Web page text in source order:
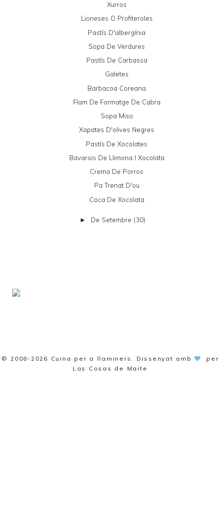
Xurros
Lioneses O Profiteroles
Pastís D'albergínia
Sopa De Verdures
Pastís De Carbassa
Galetes
Barbacoa Coreana
Flam De Formatge De Cabra
Sopa Miso
Xapates D'olives Negres
Pastís De Xocolates
Bavarois De Llimona I Xocolata
Crema De Porros
Pa Trenat D'ou
Coca De Xocolata
► De Setembre (30)
© 2008-2026 Cuina per a llaminers . Dissenyat amb
per
Las Cosas de Maite